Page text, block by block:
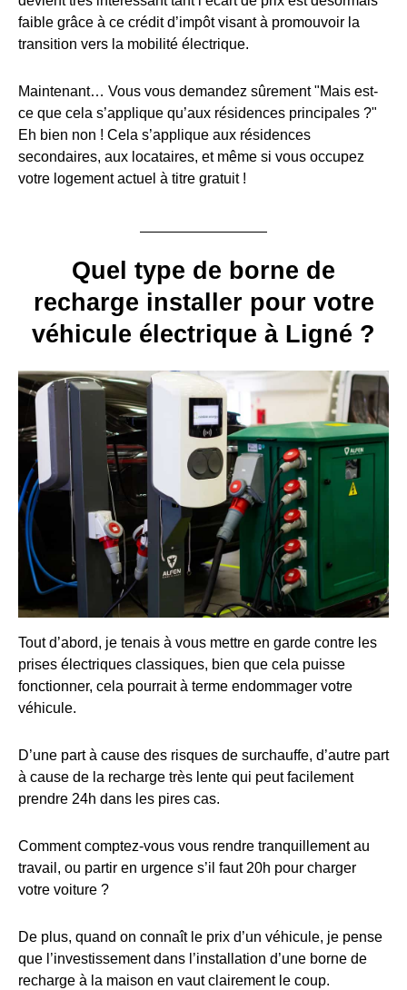
faible grâce à ce crédit d’impôt visant à promouvoir la
transition vers la mobilité électrique.
Maintenant… Vous vous demandez sûrement "Mais est-
ce que cela s’applique qu’aux résidences principales ?"
Eh bien non ! Cela s’applique aux résidences
secondaires, aux locataires, et même si vous occupez
votre logement actuel à titre gratuit !
Quel type de borne de
recharge installer pour votre
véhicule électrique à Ligné ?
Tout d’abord, je tenais à vous mettre en garde contre les
prises électriques classiques, bien que cela puisse
fonctionner, cela pourrait à terme endommager votre
véhicule.
D’une part à cause des risques de surchauffe, d’autre part
à cause de la recharge très lente qui peut facilement
prendre 24h dans les pires cas.
Comment comptez-vous vous rendre tranquillement au
travail, ou partir en urgence s’il faut 20h pour charger
votre voiture ?
De plus, quand on connaît le prix d’un véhicule, je pense
que l’investissement dans l’installation d’une borne de
recharge à la maison en vaut clairement le coup.